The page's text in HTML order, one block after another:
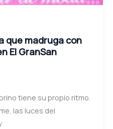
que madruga con
El GranSan
tiene su propio ritmo.
las luces del